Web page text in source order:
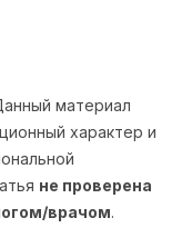
материал
характер и
не проверена
врачом.